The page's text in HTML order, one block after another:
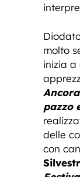
molto
inizia a
pazzo
delle
con